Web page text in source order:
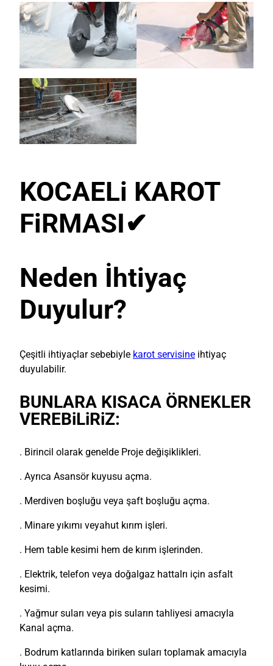
KOCAELi KAROT
FiRMASI✔
Neden İhtiyaç
Duyulur?
Çeşitli ihtiyaçlar sebebiyle karot servisine ihtiyaç
duyulabilir.
BUNLARA KISACA ÖRNEKLER
VEREBiLiRiZ:
. Birincil olarak genelde Proje değişiklikleri.
. Ayrıca Asansör kuyusu açma.
. Merdiven boşluğu veya şaft boşluğu açma.
. Minare yıkımı veyahut kırım işleri.
. Hem table kesimi hem de kırım işlerinden.
. Elektrik, telefon veya doğalgaz hattalrı için asfalt
kesimi.
. Yağmur suları veya pis suların tahliyesi amacıyla
Kanal açma.
. Bodrum katlarında biriken suları toplamak amacıyla